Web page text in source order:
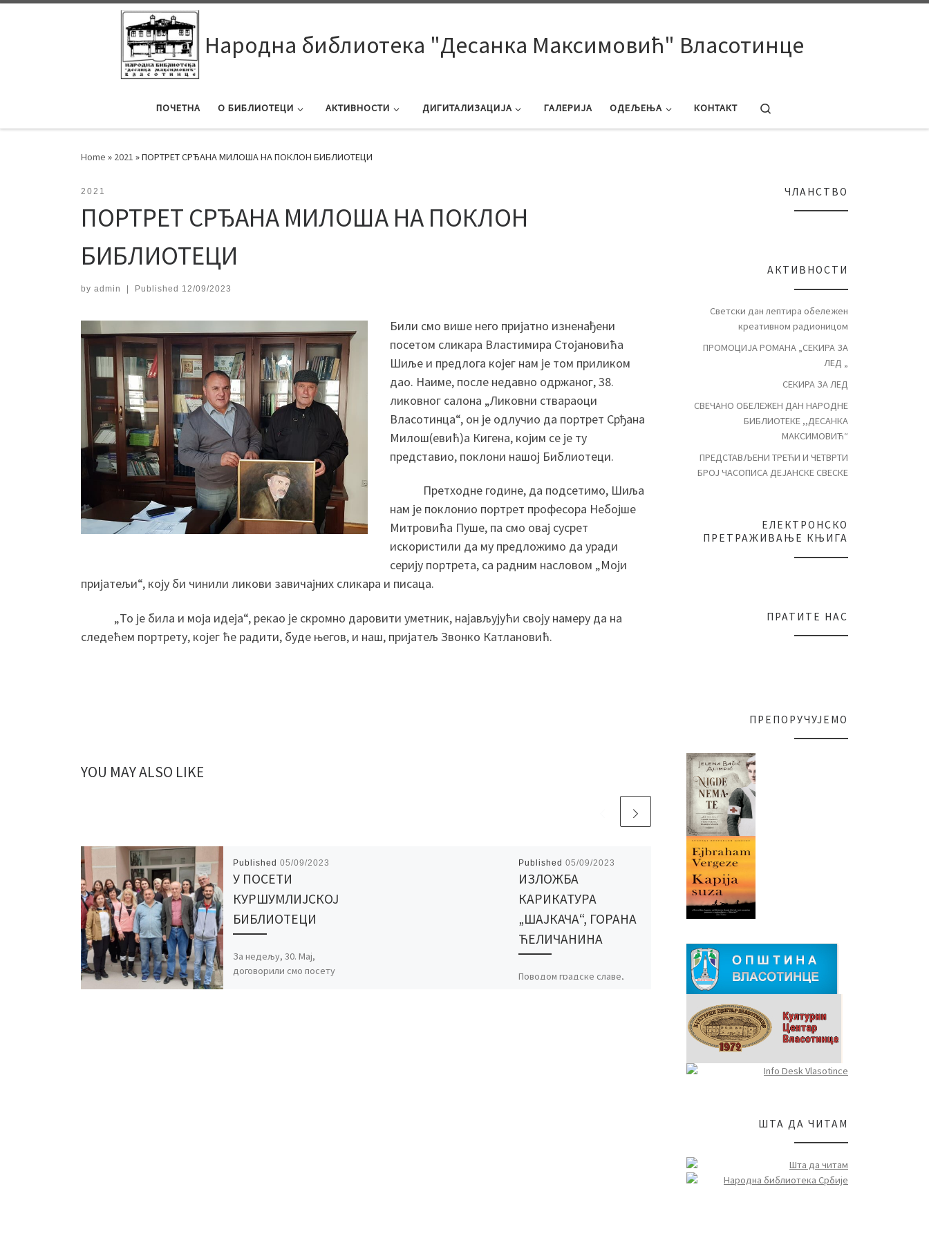
Народна библиотека "Десанка Максимовић" Власотинце
ПОЧЕТНА О БИБЛИОТЕЦИ АКТИВНОСТИ ДИГИТАЛИЗАЦИЈА ГАЛЕРИЈА ОДЕЉЕЊА КОНТАКТ
Home » 2021 »ПОРТРЕТ СРЂАНА МИЛОША НА ПОКЛОН БИБЛИОТЕЦИ
2021
ПОРТРЕТ СРЂАНА МИЛОША НА ПОКЛОН
БИБЛИОТЕЦИ
by admin | Published 12/09/2023
Били смо више него пријатно изненађени
посетом сликара Властимира Стојановића
Шиље и предлога којег нам је том приликом
дао. Наиме, после недавно одржаног, 38.
ликовног салона „Ликовни ствараоци
Власотинца“, он је одлучио да портрет Срђана
Милош(евић)а Кигена, којим се је ту
представио, поклони нашој Библиотеци.
Претходне године, да подсетимо, Шиља
нам је поклонио портрет професора Небојше
Митровића Пуше, па смо овај сусрет
искористили да му предложимо да уради
серију портрета, са радним насловом „Моји
пријатељи“, коју би чинили ликови завичајних сликара и писаца.
„То је била и моја идеја“, рекао је скромно даровити уметник, најављујући своју намеру да на
следећем портрету, којег ће радити, буде његов, и наш, пријатељ Звонко Катлановић.
YOU MAY ALSO LIKE
Published05/09/2023
У ПОСЕТИ
КУРШУМЛИЈСКОЈ
БИБЛИОТЕЦИ
За недељу, 30. Мај,
договорили смо посету
Published 05/09/2023
ИЗЛОЖБА
КАРИКАТУРА
„ШАЈКАЧА“, ГОРАНА
ЋЕЛИЧАНИНА
Поводом градске славе,
Са жељом да обогате своју
Центра за децу и омладину.
Наравно, ми смо им изашли
ЧЛАНСТВО
АКТИВНОСТИ
Светски дан лептира обележен
креативном радионицом
ПРОМОЦИЈА РОМАНА „СЕКИРА ЗА
ЛЕД „
СЕКИРА ЗА ЛЕД
СВЕЧАНО ОБЕЛЕЖЕН ДАН НАРОДНЕ
БИБЛИОТЕКЕ ,,ДЕСАНКА
МАКСИМОВИЋ“
ПРЕДСТАВЉЕНИ ТРЕЋИ И ЧЕТВРТИ
БРОЈ ЧАСОПИСА ДЕЈАНСКЕ СВЕСКЕ
ЕЛЕКТРОНСКО
ПРЕТРАЖИВАЊЕ КЊИГА
ПРАТИТЕ НАС
ПРЕПОРУЧУЈЕМО
ШТА ДА ЧИТАМ